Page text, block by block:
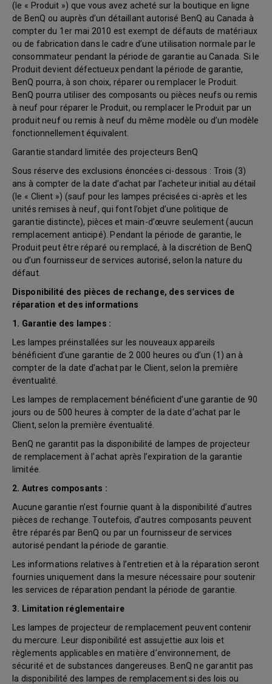
(le « Produit ») que vous avez acheté sur la boutique en ligne
de BenQ ou auprès d’un détaillant autorisé BenQ au Canada à
compter du 1er mai 2010 est exempt de défauts de matériaux
ou de fabrication dans le cadre d’une utilisation normale par le
consommateur pendant la période de garantie au Canada. Si le
Produit devient défectueux pendant la période de garantie,
BenQ pourra, à son choix, réparer ou remplacer le Produit.
BenQ pourra utiliser des composants ou pièces neufs ou remis
à neuf pour réparer le Produit, ou remplacer le Produit par un
produit neuf ou remis à neuf du même modèle ou d’un modèle
fonctionnellement équivalent.
Garantie standard limitée des projecteurs BenQ
Sous réserve des exclusions énoncées ci-dessous : Trois (3)
ans à compter de la date d’achat par l’acheteur initial au détail
(le « Client ») (sauf pour les lampes précisées ci-après et les
unités remises à neuf, qui font l’objet d’une politique de
garantie distincte), pièces et main-d’œuvre seulement (aucun
remplacement anticipé). Pendant la période de garantie, le
Produit peut être réparé ou remplacé, à la discrétion de BenQ
ou d’un fournisseur de services autorisé, selon la nature du
défaut.
Disponibilité des pièces de rechange, des services de
réparation et des informations
1. Garantie des lampes :
Les lampes préinstallées sur les nouveaux appareils
bénéficient d’une garantie de 2 000 heures ou d’un (1) an à
compter de la date d’achat par le Client, selon la première
éventualité.
Les lampes de remplacement bénéficient d’une garantie de 90
jours ou de 500 heures à compter de la date d’achat par le
Client, selon la première éventualité.
BenQ ne garantit pas la disponibilité de lampes de projecteur
de remplacement à l’achat après l’expiration de la garantie
limitée.
2. Autres composants :
Aucune garantie n’est fournie quant à la disponibilité d’autres
pièces de rechange. Toutefois, d’autres composants peuvent
être réparés par BenQ ou par un fournisseur de services
autorisé pendant la période de garantie.
Les informations relatives à l’entretien et à la réparation seront
fournies uniquement dans la mesure nécessaire pour soutenir
les services de réparation pendant la période de garantie.
3. Limitation réglementaire
Les lampes de projecteur de remplacement peuvent contenir
du mercure. Leur disponibilité est assujettie aux lois et
règlements applicables en matière d’environnement, de
sécurité et de substances dangereuses. BenQ ne garantit pas
la disponibilité des lampes de remplacement si des lois ou